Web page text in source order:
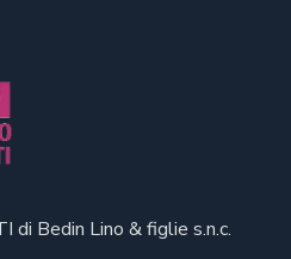
di Bedin Lino & figlie s.n.c.